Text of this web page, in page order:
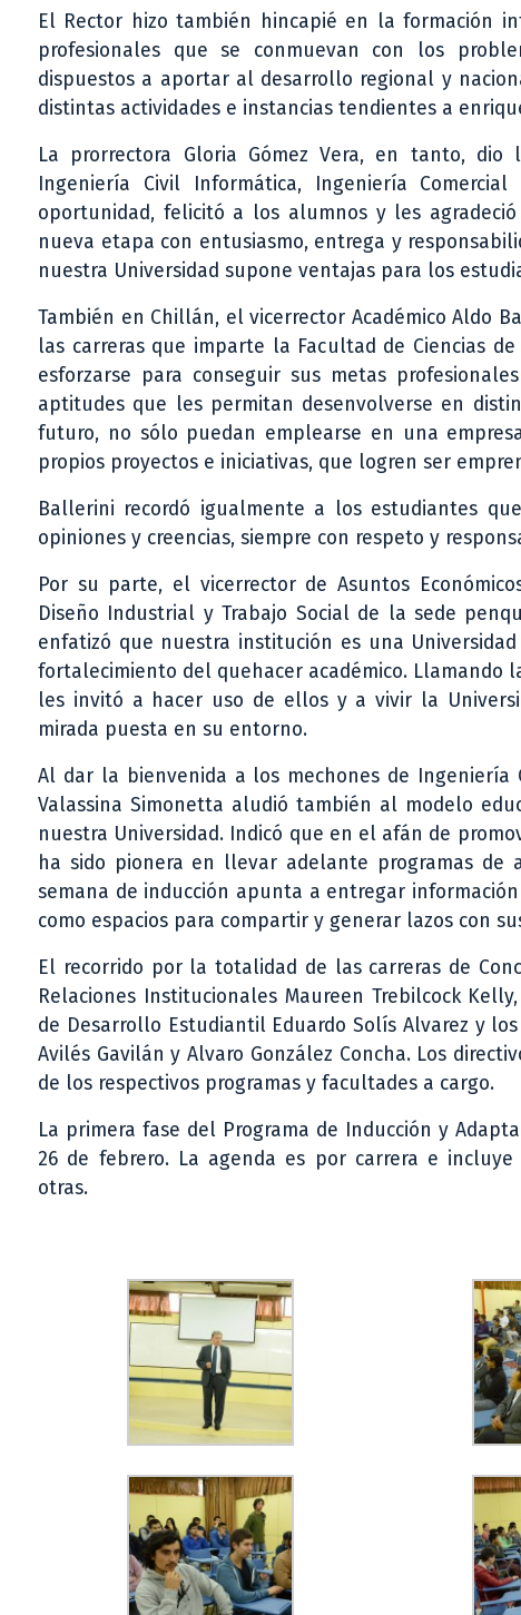
El Rector hizo también hincapié en la formación
profesionales que se conmuevan con los
dispuestos a aportar al desarrollo regional y
distintas actividades e instancias tendientes a
La prorrectora Gloria Gómez Vera, en tanto,
Ingeniería Civil Informática, Ingeniería
oportunidad, felicitó a los alumnos y les
nueva etapa con entusiasmo, entrega y
nuestra Universidad supone ventajas para los
También en Chillán, el vicerrector Académico Aldo
las carreras que imparte la Facultad de Ciencias
esforzarse para conseguir sus metas
aptitudes que les permitan desenvolverse en
futuro, no sólo puedan emplearse en una
propios proyectos e iniciativas, que logren ser
Ballerini recordó igualmente a los estudiantes
opiniones y creencias, siempre con respeto y
Por su parte, el vicerrector de Asuntos
Diseño Industrial y Trabajo Social de la sede
enfatizó que nuestra institución es una
fortalecimiento del quehacer académico. Llamando
les invitó a hacer uso de ellos y a vivir la
mirada puesta en su entorno.
Al dar la bienvenida a los mechones de Ingeniería
Valassina Simonetta aludió también al modelo
nuestra Universidad. Indicó que en el afán de
ha sido pionera en llevar adelante programas de
semana de inducción apunta a entregar
como espacios para compartir y generar lazos con
El recorrido por la totalidad de las carreras de
Relaciones Institucionales Maureen Trebilcock
de Desarrollo Estudiantil Eduardo Solís Alvarez y
Avilés Gavilán y Alvaro González Concha. Los
de los respectivos programas y facultades a cargo.
La primera fase del Programa de Inducción y
26 de febrero. La agenda es por carrera e
otras.